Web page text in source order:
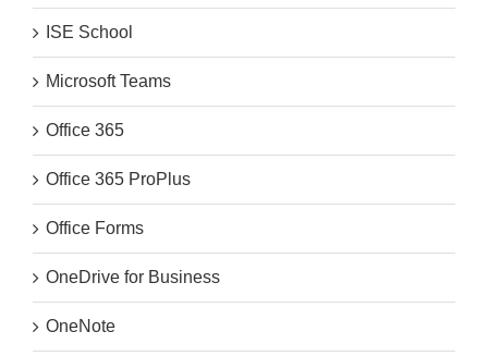
ISE School
Microsoft Teams
Office 365
Office 365 ProPlus
Office Forms
OneDrive for Business
OneNote